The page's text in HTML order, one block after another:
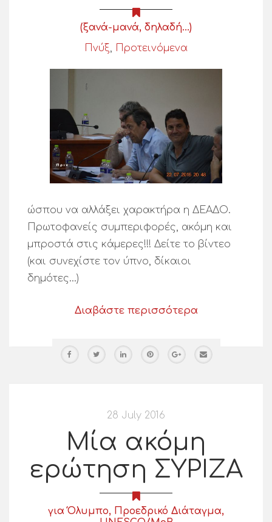
(ξανά-μανά, δηλαδή...)
Πνύξ, Προτεινόμενα
ώσπου να αλλάξει χαρακτήρα η ΔΕΑΔΟ.
Πρωτοφανείς συμπεριφορές, ακόμη και
μπροστά στις κάμερες!!! Δείτε το βίντεο
(και συνεχίστε τον ύπνο, δίκαιοι
δημότες…)
Διαβάστε περισσότερα
28 July 2016
Μία ακόμη
ερώτηση ΣΥΡΙΖΑ
για Όλυμπο, Προεδρικό Διάταγμα,